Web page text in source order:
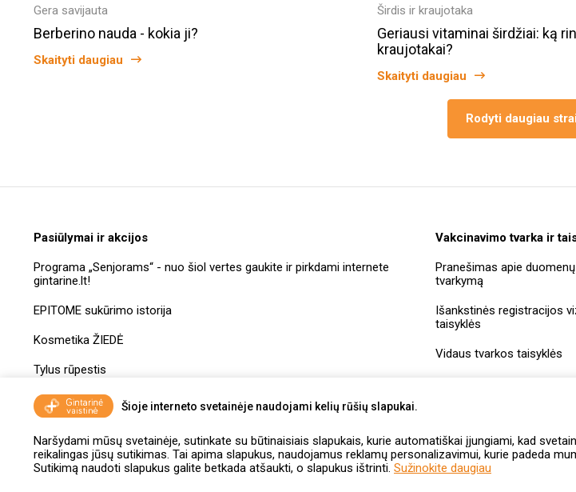
Šioje interneto svetainėje naudojami kelių rūšių slapukai.
Naršydami mūsų svetainėje, sutinkate su būtinaisiais slapukais, kurie automatiškai įjungiami, kad
reikalingas jūsų sutikimas. Tai apima slapukus, naudojamus reklamų personalizavimui, kurie padeda
Sutikimą naudoti slapukus galite betkada atšaukti, o slapukus ištrinti. Sužinokite daugiau
Gera savijauta
Berberino nauda - kokia ji?
Skaityti daugiau
Širdis ir kraujotaka
Geriausi vitaminai širdžiai: ką
kraujotakai?
Skaityti daugiau
Rodyti daugiau
Pasiūlymai ir akcijos
Programa „Senjorams“ - nuo šiol vertes gaukite ir pirkdami internete
gintarine.lt!
EPITOME sukūrimo istorija
Kosmetika ŽIEDĖ
Tylus rūpestis
Dovanų kuponų taisyklės
Vakcinavimo tvarka ir
Pranešimas apie duomenų
tvarkymą
Išankstinės registracijos
taisyklės
Vidaus tvarkos taisyklės